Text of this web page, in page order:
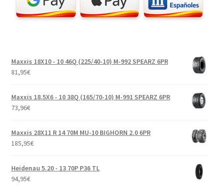
Maxxis 18X10 - 10 46Q (225/40-10) M-992 SPEARZ 6PR
81,95€
Maxxis 18.5X6 - 10 38Q (165/70-10) M-991 SPEARZ 6PR
73,96€
Maxxis 28X11 R 14 70M MU-10 BIGHORN 2.0 6PR
185,95€
Heidenau 5.20 - 13 70P P36 TL
94,95€